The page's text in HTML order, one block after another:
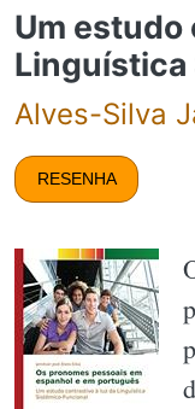
Um estudo
Linguística
Alves-Silva
RESENHA